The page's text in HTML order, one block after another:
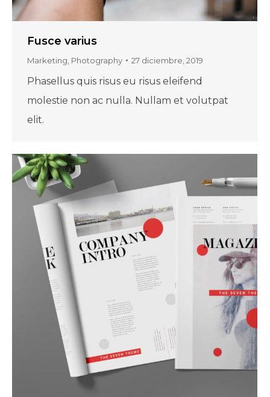
Fusce varius
Marketing Photography 27 diciembre, 2019
Phasellus quis risus eu risus eleifend
molestie non ac nulla. Nullam et volutpat
elit.